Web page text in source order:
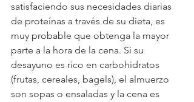
satisfaciendo sus necesidades diarias
de proteínas a través de su dieta, es
muy probable que obtenga la mayor
parte a la hora de la cena. Si su
desayuno es rico en carbohidratos
(frutas, cereales, bagels), el almuerzo
son sopas o ensaladas y la cena es